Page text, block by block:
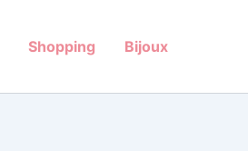
Shopping Bijoux